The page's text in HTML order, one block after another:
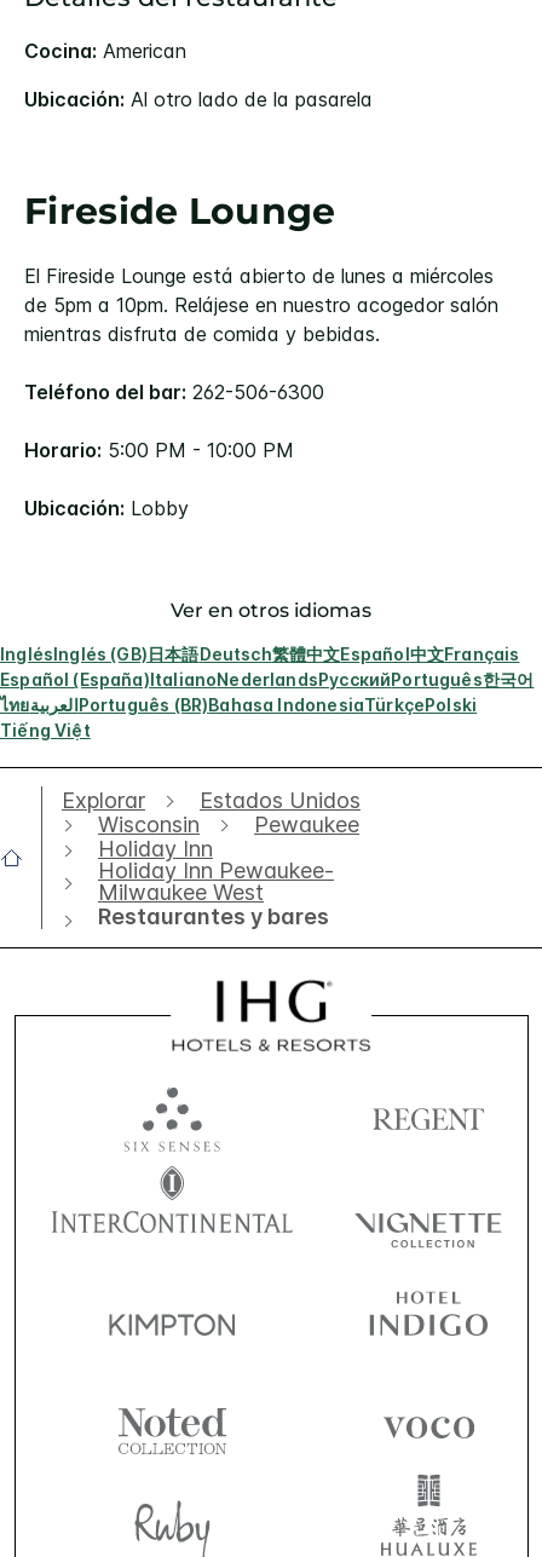
Cocina: American
Ubicación: Al otro lado de la pasarela
Fireside Lounge
El Fireside Lounge está abierto de lunes a miércoles
de 5pm a 10pm. Relájese en nuestro acogedor salón
mientras disfruta de comida y bebidas.
Teléfono del bar: 262-506-6300
Horario: 5:00 PM - 10:00 PM
Ubicación: Lobby
Ver en otros idiomas
InglésInglés (GB)日本語Deutsch繁體中文Español中文Français
Español (España)ItalianoNederlandsРусскийPortuguês한국어
ไทยالعربيةPortuguês (BR)Bahasa IndonesiaTürkçePolski
Tiếng Việt
Explorar
Estados Unidos
Wisconsin
Pewaukee
Holiday Inn
Holiday Inn Pewaukee-
Milwaukee West
Restaurantes y bares